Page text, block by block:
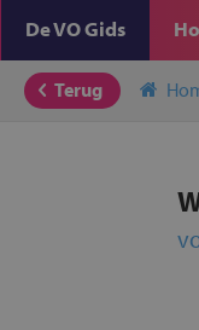
De VO Gids
Terug